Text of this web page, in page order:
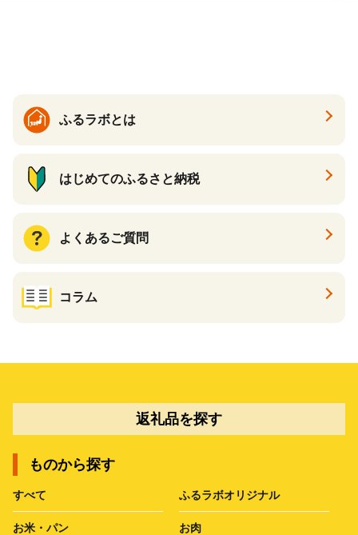
ふるラボとは
はじめてのふるさと納税
よくあるご質問
コラム
返礼品を探す
ものから探す
すべて ふるラボオリジナル
お米・パン お肉